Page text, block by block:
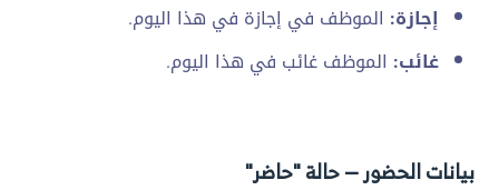
إجازة: الموظف في إجازة في هذا اليوم.
غائب: الموظفغائب في هذا اليوم.
بيانات الحضور — حالة "حاضر"